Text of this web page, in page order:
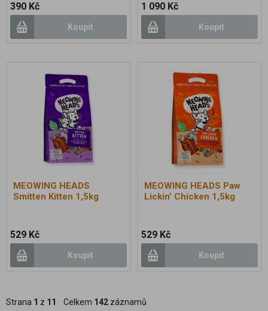
390 Kč
Koupit
1 090 Kč
Koupit
MEOWING HEADS
Smitten Kitten 1,5kg
529 Kč
Koupit
MEOWING HEADS Paw
Lickin’ Chicken 1,5kg
529 Kč
Koupit
Strana 1 z 11 Celkem 142 záznamů